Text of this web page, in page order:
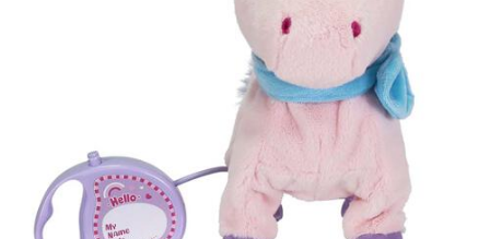
手工藝,文具,蠟筆,泥膠,畫板
電子玩具
遊戲及拼圖系列
LEGO樂高
Barbie芭比